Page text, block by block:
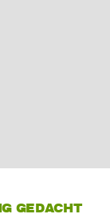
GEDACHT